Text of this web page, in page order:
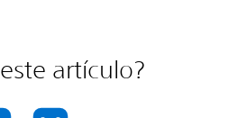
artículo?